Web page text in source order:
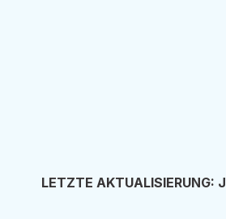
LETZTE AKTUALISIERUNG: